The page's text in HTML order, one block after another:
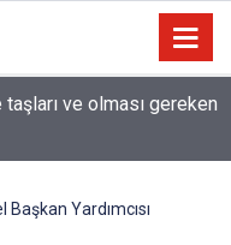
ve olması gereken
Başkan Yardımcısı